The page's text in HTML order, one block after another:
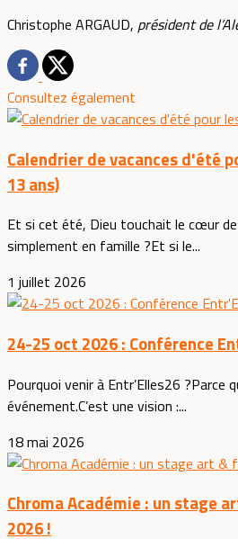
Christophe ARGAUD, président de
Consultez également
Calendrier de vacances d'été
13 ans)
Et si cet été, Dieu touchait le cœur
simplement en famille ?Et si le...
1 juillet 2026
24-25 oct 2026 : Conférence
Pourquoi venir à Entr’Elles26 ?Parce
événement.C’est une vision :...
18 mai 2026
Chroma Académie : un stage
2026 !